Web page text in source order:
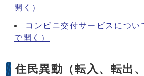
開く）
コンビニ交付サービスについ
で開く）
住民異動（転入、転出